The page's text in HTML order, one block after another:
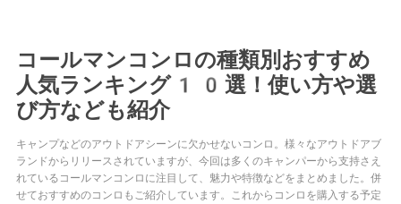
コールマンコンロの種類別おすすめ
人気ランキング10選！使い方や選
び方なども紹介
キャンプなどのアウトドアシーンに欠かせないコンロ。様々なアウトドアブ
ランドからリリースされていますが、今回は多くのキャンパーから支持さえ
れているコールマンコンロに注目して、魅力や特徴などをまとめました。併
せておすすめのコンロもご紹介しています。これからコンロを購入する予定